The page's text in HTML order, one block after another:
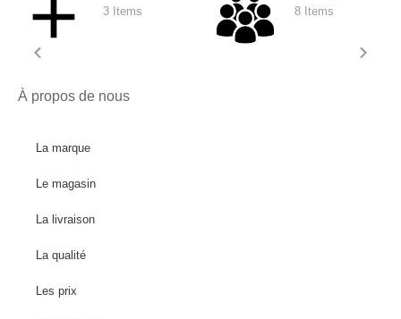
3 Items 8 Items
À propos de nous
La marque
Le magasin
La livraison
La qualité
Les prix